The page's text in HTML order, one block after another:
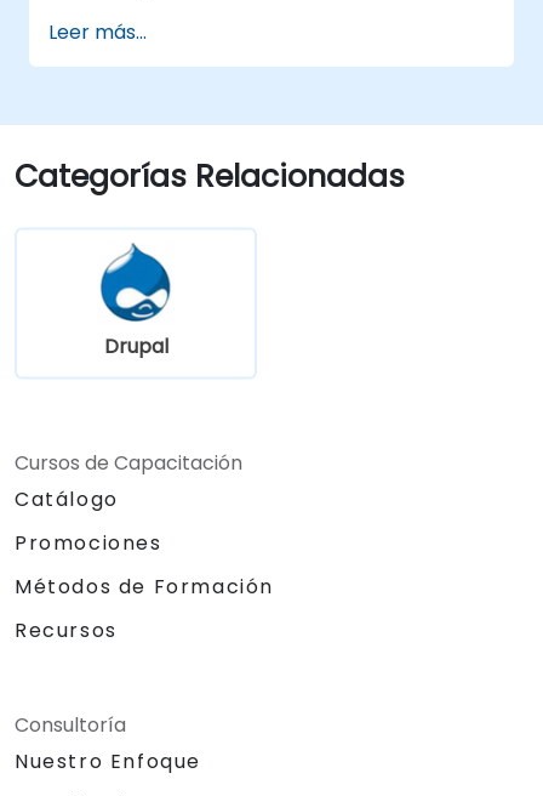
organizar el contenido de manera
efectiva.
imágenes y otros medios.
Editar y publicar páginas de contenido
básicas para el sitio web de la biblioteca.
Leer más...
Categorías Relacionadas
Drupal
Cursos de Capacitación
Catálogo
Promociones
Métodos de Formación
Recursos
Consultoría
Nuestro Enfoque